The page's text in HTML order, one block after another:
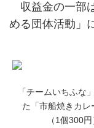
収益金の一部
める団体活動」
「チームいちふな
た「市船焼きカレ
（1個300円